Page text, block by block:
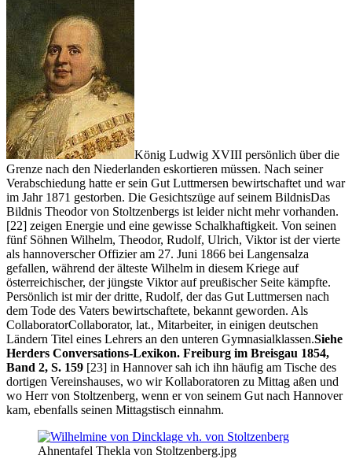
König Ludwig XVIII persönlich über die
Grenze nach den Niederlanden eskortieren müssen. Nach seiner
Verabschiedung hatte er sein Gut Luttmersen bewirtschaftet und war
im Jahr 1871 gestorben. Die Gesichtszüge auf seinem BildnisDas
Bildnis Theodor von Stoltzenbergs ist leider nicht mehr vorhanden.
[22] zeigen Energie und eine gewisse Schalkhaftigkeit. Von seinen
fünf Söhnen Wilhelm, Theodor, Rudolf, Ulrich, Viktor ist der vierte
als hannoverscher Offizier am 27. Juni 1866 bei Langensalza
gefallen, während der älteste Wilhelm in diesem Kriege auf
österreichischer, der jüngste Viktor auf preußischer Seite kämpfte.
Persönlich ist mir der dritte, Rudolf, der das Gut Luttmersen nach
dem Tode des Vaters bewirtschaftete, bekannt geworden. Als
CollaboratorCollaborator, lat., Mitarbeiter, in einigen deutschen
Ländern Titel eines Lehrers an den unteren Gymnasialklassen.Siehe
Herders Conversations-Lexikon. Freiburg im Breisgau 1854,
Band 2, S. 159 [23] in Hannover sah ich ihn häufig am Tische des
dortigen Vereinshauses, wo wir Kollaboratoren zu Mittag aßen und
wo Herr von Stoltzenberg, wenn er von seinem Gut nach Hannover
kam, ebenfalls seinen Mittagstisch einnahm.
Ahnentafel Thekla von Stoltzenberg.jpg